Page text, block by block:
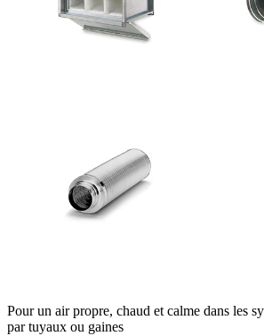
Pour un air propre, chaud et calme dans les
par tuyaux ou gaines